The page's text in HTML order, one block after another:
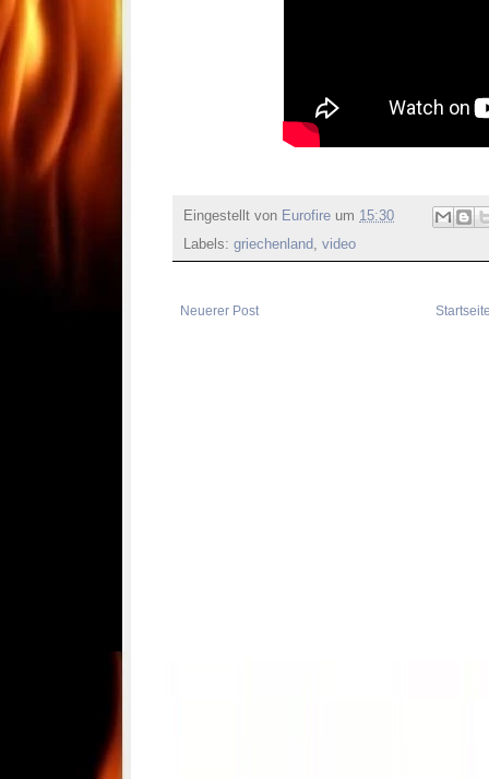
Eingestellt von Eurofire um 15:30
Labels: griechenland, video
Neuerer Post